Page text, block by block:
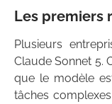
Les premiers
Plusieurs
Claude Sonnet 5.
que le modèle
tâches